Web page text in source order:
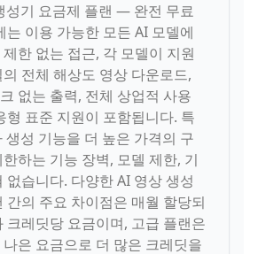
성기 요금제 플랜 — 완전 무료
이용 가능한 모든 AI 모델에
한 없는 접근, 각 모델이 지원
전체 해상도 영상 다운로드,
없는 출력, 전체 상업적 사용
형 표준 지원이 포함됩니다. 특
생성 기능을 더 높은 가격의 구
하는 기능 장벽, 모델 제한, 기
없습니다. 다양한 AI 영상 생성
간의 주요 차이점은 매월 할당되
크레딧당 요금이며, 고급 플랜은
은 요금으로 더 많은 크레딧을